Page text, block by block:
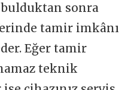
bulduktan sonra
tamir imkânı
Eğer tamir
teknik